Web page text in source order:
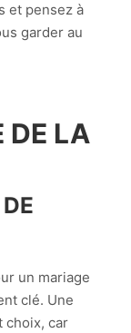
et pensez à
garder au
DE LA
un mariage
clé. Une
choix, car